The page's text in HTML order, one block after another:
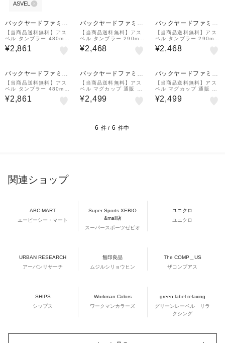
ASVEL
バックヤードファミリ
ー
【当商品送料無料】アス
ベル タンブラー 480ml
通販 保冷 保温 蓋付き お
しゃれ マグボトル カフ
¥2,861
バックヤードファミリ
ー【当商品送料無料】アス
ベル タンブラー 290ml
通販 保冷 保温 蓋付き お
しゃれ マグボトル カフ
¥2,468
バックヤードファミリ
ー
【当商品送料無料】アス
ベル タンブラー 290ml
通販 保冷 保温 蓋付き お
しゃれ マグボトル カフ
¥2,468
バックヤードファミリ
ー
【当商品送料無料】アス
ベル タンブラー 480ml
通販 保冷 保温 蓋付き お
しゃれ マグボトル カフ
¥2,861
バックヤードファミリ
ー【当商品送料無料】アス
ベル マグカップ 通販 保
冷 保温 蓋付き かわいい
保温マグカップ 保冷マグ
¥2,499
バックヤードファミリ
ー
【当商品送料無料】アス
ベル マグカップ 通販 保
冷 保温 蓋付き かわいい
保温マグカップ 保冷マグ
¥2,499
6 件 / 6 件中
関連ショップ
ABC-MART
エービーシー・マート
Super Sports XEBIO
&mall店
スーパースポーツゼビオ
ユニクロ
ユニクロ
URBAN RESEARCH
アーバンリサーチ
無印良品
ムジルシリョウヒン
The COMP＿US
ザコンプアス
SHIPS
シップス
Workman Colors
ワークマンカラーズ
green label relaxing
グリーンレーベル リラ
クシング